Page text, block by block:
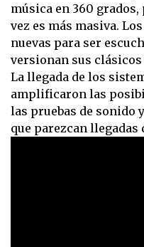
música en 360
vez es más masiva.
nuevas para ser
versionan sus
La llegada de los
amplificaron las
las pruebas de sonido
que parezcan llegadas